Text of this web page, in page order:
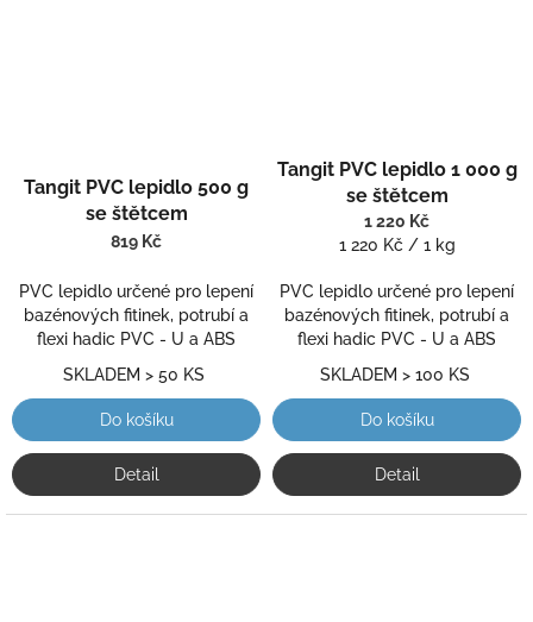
hodnocení
produktu
je
5,0
5
hvězdiček.
Tangit PVC lepidlo 500 g
se štětcem
819 Kč
PVC lepidlo určené pro lepení
bazénových fitinek, potrubí a
flexi hadic PVC - U a ABS
SKLADEM > 50 KS
Do košíku
Detail
Tangit PVC lepidlo 1 000 g
se štětcem
1 220 Kč
Měrná
1 220 Kč / 1 kg
PVC lepidlo určené pro lepení
bazénových fitinek, potrubí a
flexi hadic PVC - U a ABS
SKLADEM > 100 KS
Do košíku
Detail